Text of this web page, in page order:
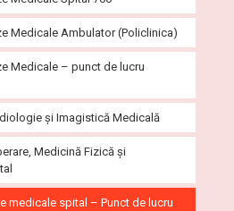
Medicale Ambulator (Policlinica)
Medicale – punct de lucru
și Imagistică Medicală
Medicină Fizică și
medicale spital – Punct de lucru